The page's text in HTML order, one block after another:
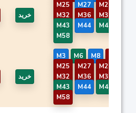
خرید
M25
M27 M29
M32
M36 M37
M43
M44 M46
M58
خرید
M3 M6 M8
M25
M27 M29
M32
M36 M37
M43
M44 M46
M58